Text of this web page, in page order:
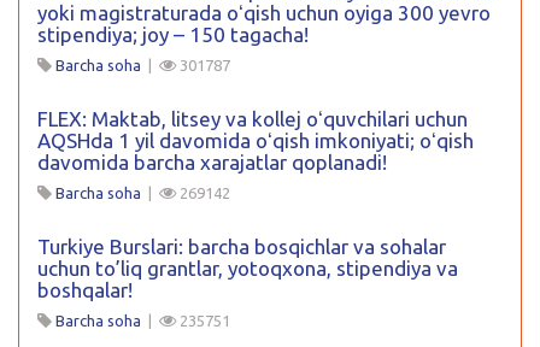
yoki magistraturada oʻqish uchun oyiga 300 yevro
stipendiya; joy – 150 tagacha!
Barcha soha 301787
FLEX: Maktab, litsey va kollej oʻquvchilari uchun
AQSHda 1 yil davomida oʻqish imkoniyati; oʻqish
davomida barcha xarajatlar qoplanadi!
Barcha soha 269142
Turkiye Burslari: barcha bosqichlar va sohalar
uchun to’liq grantlar, yotoqxona, stipendiya va
boshqalar!
Barcha soha 235751